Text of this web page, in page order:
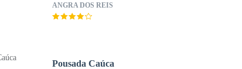
ANGRA DOS REIS
Pousada Caúca